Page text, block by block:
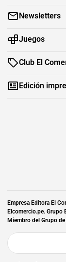
Newsletters
Juegos
Club El
Edición
Empresa Editora El
Elcomercio.pe. Grupo
Miembro del Grupo